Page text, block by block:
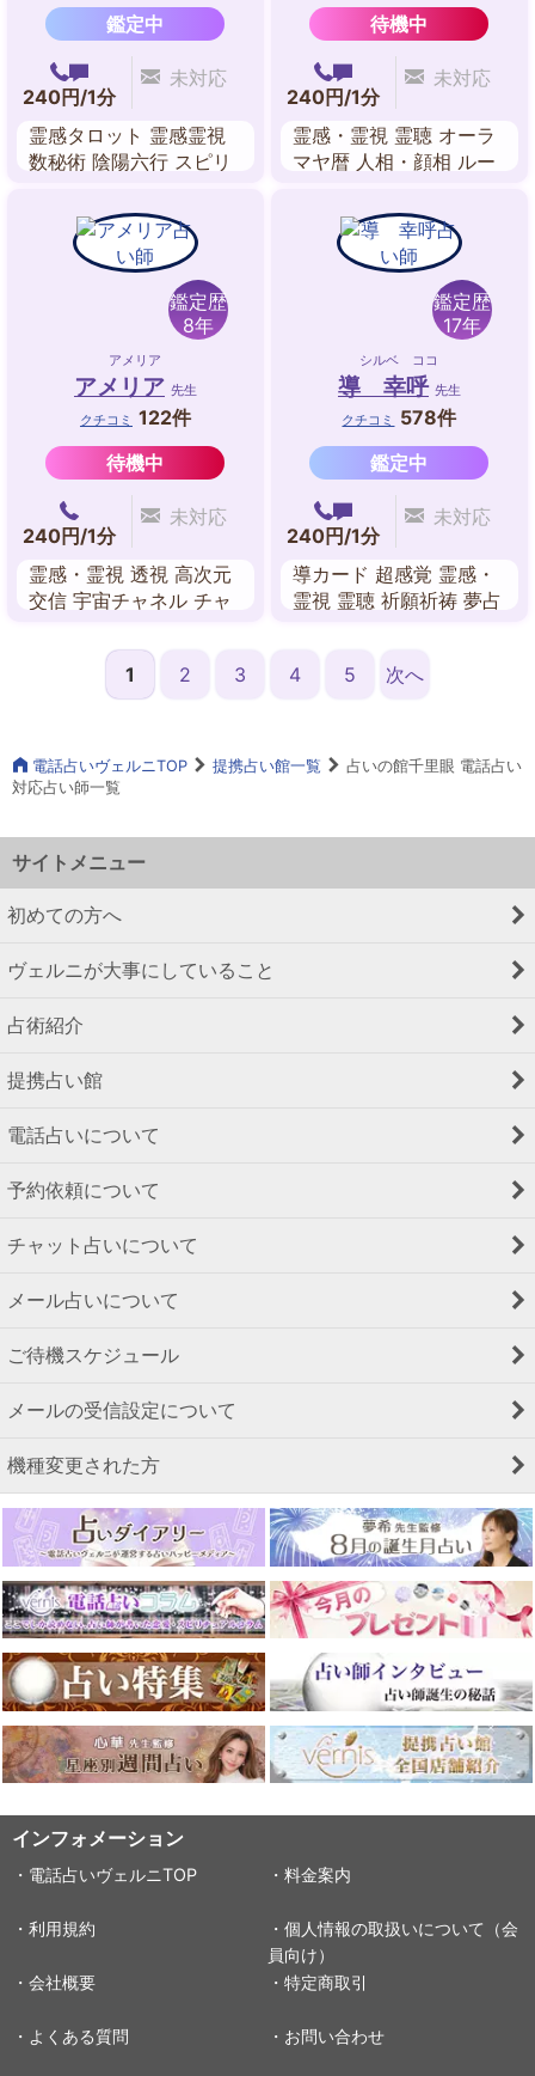
鑑定中
240円/1分
未対応
霊感タロット 霊感霊視
数秘術 陰陽六行 スピリ
待機中
240円/1分
未対応
霊感・霊視 霊聴 オーラ
マヤ暦 人相・顔相 ルー
鑑定歴
8年
アメリア
アメリア 先生
クチコミ 122件
待機中
240円/1分
未対応
霊感・霊視 透視 高次元
交信 宇宙チャネル チャ
ル・リーディング 霊聴
鑑定歴
17年
シルベ ココ
導 幸呼 先生
クチコミ
578件
鑑定中
240円/1分
未対応
導カード 超感覚 霊感・
霊視 霊聴 祈願祈祷 夢占
1
2 3 4 5 次へ
電話占いヴェルニTOP 提携占い館一覧
占いの館千里眼 電話占い
対応占い師一覧
サイトメニュー
初めての方へ
ヴェルニが大事にしていること
占術紹介
提携占い館
電話占いについて
予約依頼について
チャット占いについて
メール占いについて
ご待機スケジュール
メールの受信設定について
機種変更された方
インフォメーション
・電話占いヴェルニTOP ・料金案内
・利用規約
・個人情報の取扱いについて（会
員向け）
・会社概要
・特定商取引
・よくある質問 ・お問い合わせ